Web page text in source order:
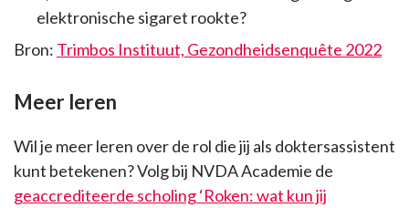
elektronische sigaret rookte?
Bron: Trimbos Instituut, Gezondheidsenquête 2022
Meer leren
Wil je meer leren over de rol die jij als doktersassistent
kunt betekenen? Volg bij NVDA Academie de
geaccrediteerde scholing ‘Roken: wat kun jij